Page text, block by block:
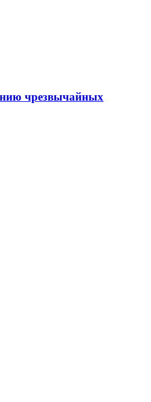
чрезвычайных